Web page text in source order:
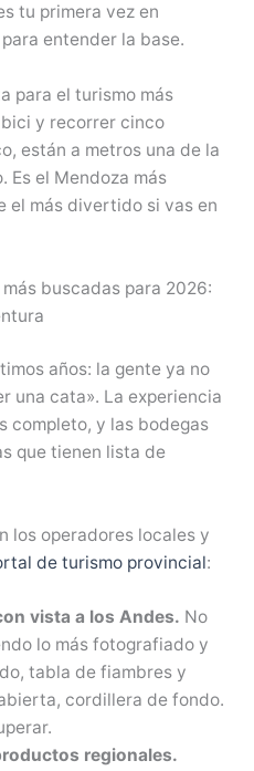
tu primera vez en
entender la base.
para el turismo más
y recorrer cinco
están a metros una de la
Es el Mendoza más
el más divertido si vas en
buscadas para 2026:
años: la gente ya no
una cata». La experiencia
completo, y las bodegas
que tienen lista de
los operadores locales y
de turismo provincial:
vista a los Andes. No
lo más fotografiado y
tabla de fiambres y
cordillera de fondo.
regionales.